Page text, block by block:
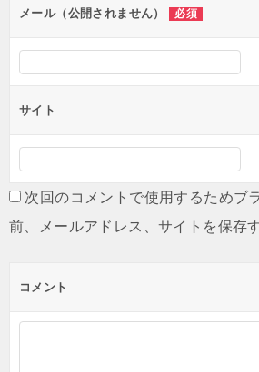
ンメール（公開されません） 必須
サイト
次回のコメントで使用するためブ
前、メールアドレス、サイトを保存す
コメント